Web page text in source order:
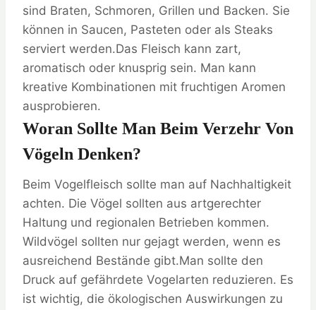
sind Braten, Schmoren, Grillen und Backen. Sie
können in Saucen, Pasteten oder als Steaks
serviert werden.Das Fleisch kann zart,
aromatisch oder knusprig sein. Man kann
kreative Kombinationen mit fruchtigen Aromen
ausprobieren.
Woran Sollte Man Beim Verzehr Von
Vögeln Denken?
Beim Vogelfleisch sollte man auf Nachhaltigkeit
achten. Die Vögel sollten aus artgerechter
Haltung und regionalen Betrieben kommen.
Wildvögel sollten nur gejagt werden, wenn es
ausreichend Bestände gibt.Man sollte den
Druck auf gefährdete Vogelarten reduzieren. Es
ist wichtig, die ökologischen Auswirkungen zu